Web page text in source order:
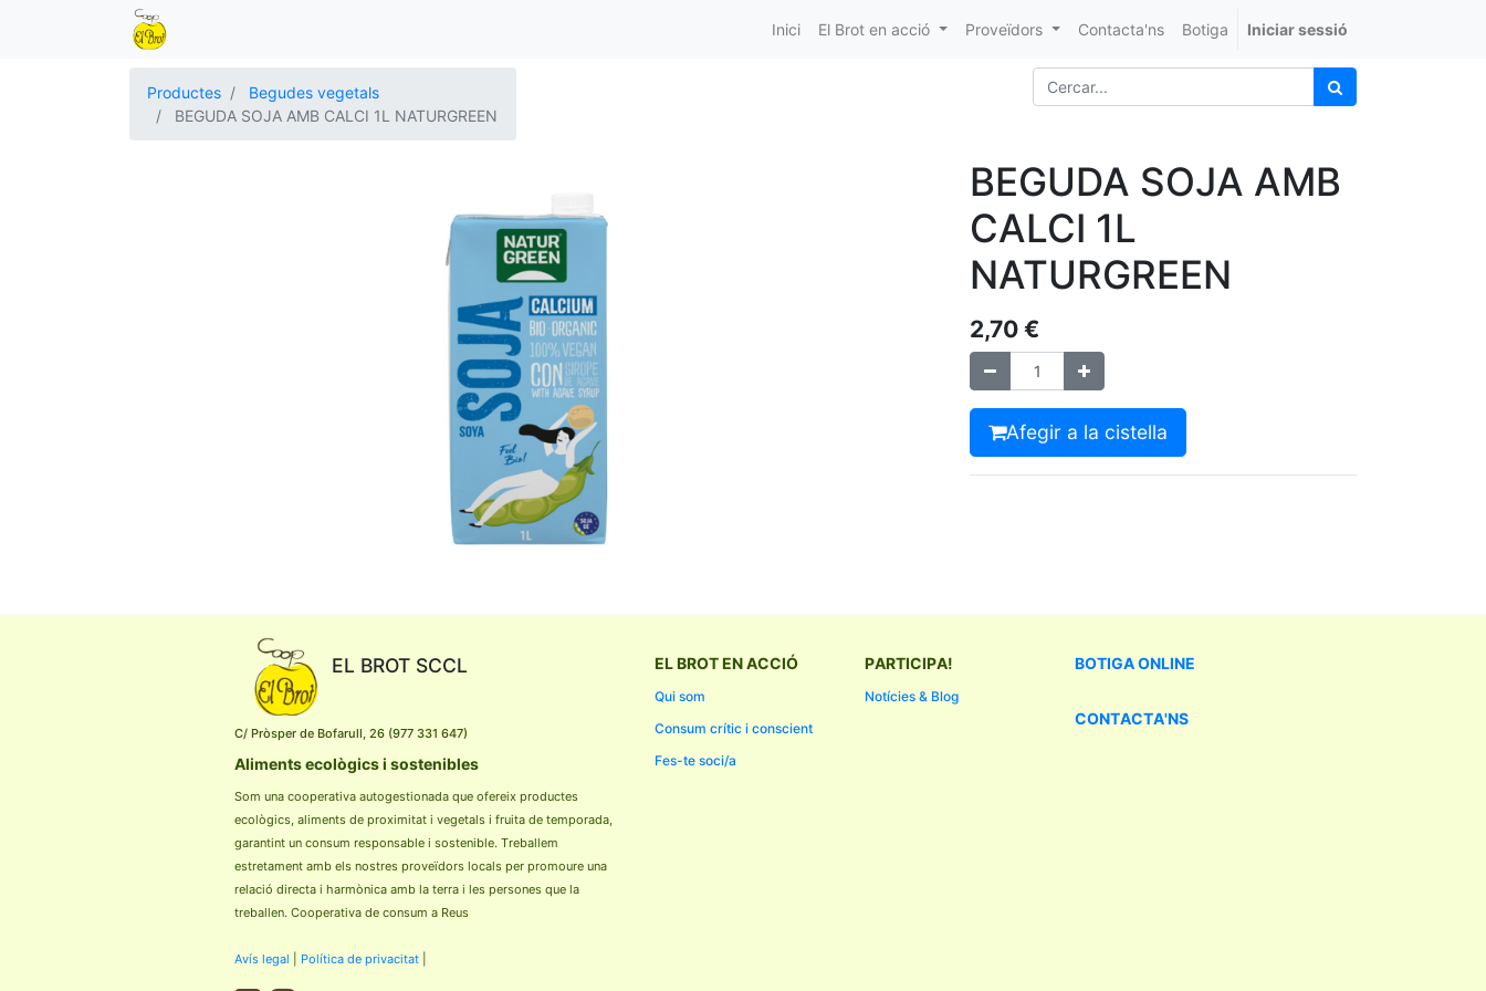
Inici El Brot en acció Proveïdors Contacta'ns Botiga Iniciar sessió
Productes
Begudes vegetals
BEGUDA SOJA AMB CALCI 1L NATURGREEN
BEGUDA SOJA AMB
CALCI 1L
NATURGREEN
2,70 €
Afegir a la cistella
EL BROT SCCL
C/ Pròsper de Bofarull, 26 (977 331 647)
Aliments ecològics i sostenibles
Som una cooperativa autogestionada que ofereix productes
ecològics, aliments de proximitat i vegetals i fruita de temporada,
garantint un consum responsable i sostenible. Treballem
estretament amb els nostres proveïdors locals per promoure una
relació directa i harmònica amb la terra i les persones que la
treballen. Cooperativa de consum a Reus
Avís legal Política de privacitat
EL BROT EN ACCIÓ
Qui som
Consum crític i conscient
Fes-te soci/a
PARTICIPA!
Notícies & Blog
BOTIGAONLINE
CONTACTA'NS